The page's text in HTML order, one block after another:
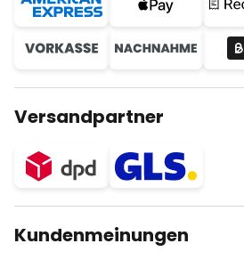
Versandpartner
Kundenmeinungen